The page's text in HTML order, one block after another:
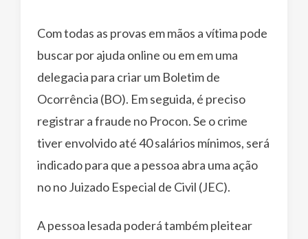
Com todas as provas em mãos a vítima pode
buscar por ajuda online ou em em uma
delegacia para criar um Boletim de
Ocorrência (BO). Em seguida, é preciso
registrar a fraude no Procon. Se o crime
tiver envolvido até 40 salários mínimos, será
indicado para que a pessoa abra uma ação
no no Juizado Especial de Civil (JEC).
A pessoa lesada poderá também pleitear